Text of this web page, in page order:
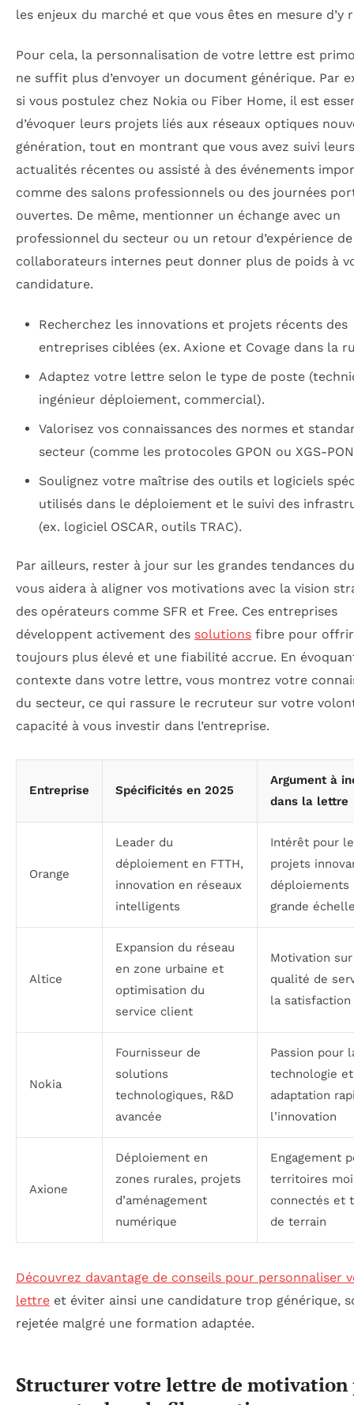
les enjeux du marché et que vous êtes en mesure d’y
Pour cela, la personnalisation de votre lettre est
ne suffit plus d’envoyer un document générique. Par
si vous postulez chez Nokia ou Fiber Home, il est
d’évoquer leurs projets liés aux réseaux optiques
génération, tout en montrant que vous avez suivi leurs
actualités récentes ou assisté à des événements
comme des salons professionnels ou des journées
ouvertes. De même, mentionner un échange avec un
professionnel du secteur ou un retour d’expérience de
collaborateurs internes peut donner plus de poids à
candidature.
Recherchez les innovations et projets récents des
entreprises ciblées (ex. Axione et Covage dans la
Adaptez votre lettre selon le type de poste
ingénieur déploiement, commercial).
Valorisez vos connaissances des normes et
secteur (comme les protocoles GPON ou XGS-
Soulignez votre maîtrise des outils et logiciels
utilisés dans le déploiement et le suivi des
(ex. logiciel OSCAR, outils TRAC).
Par ailleurs, rester à jour sur les grandes tendances
vous aidera à aligner vos motivations avec la vision
des opérateurs comme SFR et Free. Ces entreprises
développent activement des solutions fibre pour
toujours plus élevé et une fiabilité accrue. En
contexte dans votre lettre, vous montrez votre
du secteur, ce qui rassure le recruteur sur votre
capacité à vous investir dans l’entreprise.
Entreprise Spécificités en 2025
Argument à
dans la lettre
Orange
Leader du
déploiement en FTTH,
innovation en réseaux
intelligents
Intérêt pour
projets
déploiements
grande
Altice
Expansion du réseau
en zone urbaine et
optimisation du
service client
Motivation
qualité de
la
Nokia
Fournisseur de
solutions
technologiques, R&D
avancée
Passion pour
technologie et
adaptation
l’innovation
Axione
Déploiement en
zones rurales, projets
d’aménagement
numérique
Engagement
territoires
connectés et
de terrain
Découvrez davantage de conseils pour personnaliser
lettre et éviter ainsi une candidature trop générique,
rejetée malgré une formation adaptée.
Structurer votre lettre de motivation